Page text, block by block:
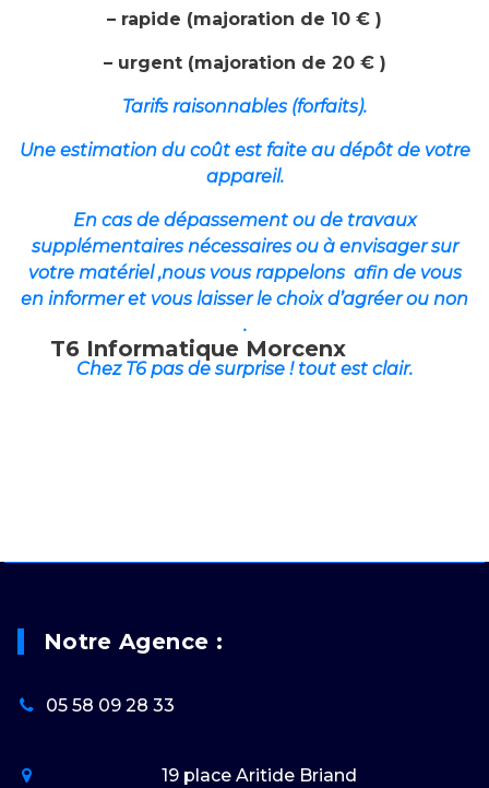
T6 Informatique Morcenx
– rapide (majoration de 10 € )
– urgent (majoration de 20 € )
Tarifs raisonnables (forfaits).
Une estimation du coût est faite au dépôt de votre
appareil.
En cas de dépassement ou de travaux
supplémentaires nécessaires ou à envisager sur
votre matériel ,nous vous rappelons afin de vous
en informer et vous laisser le choix d’agréer ou non
.
Chez T6 pas de surprise ! tout est clair.
Notre Agence :
05 58 09 28 33
19 place Aritide Briand